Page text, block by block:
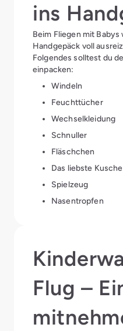
ins
Beim Fliegen mit
Handgepäck voll
Folgendes solltest du
einpacken:
Windeln
Feuchttücher
Wechselkleidung
Schnuller
Fläschchen
Das liebste
Spielzeug
Nasentropfen
Flug –